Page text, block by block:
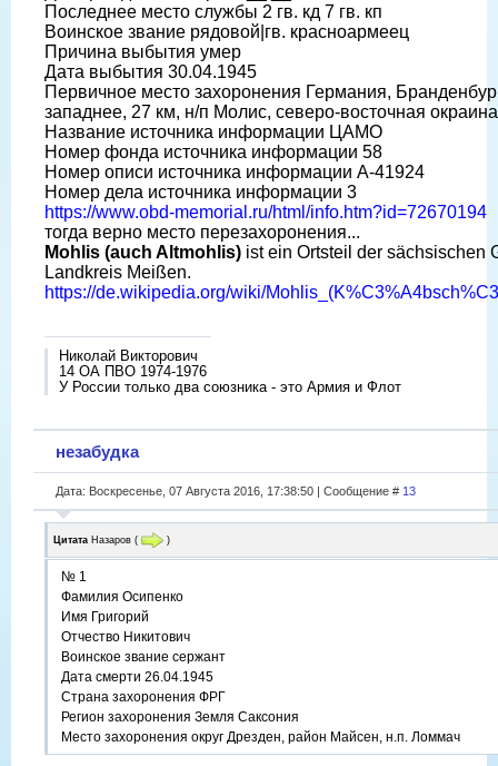
Последнее место службы 2 гв. кд 7 гв. кп
Воинское звание рядовой|гв. красноармеец
Причина выбытия умер
Дата выбытия 30.04.1945
Первичное место захоронения Германия,
западнее, 27 км, н/п Молис, северо-восточная окраина
Название источника информации ЦАМО
Номер фонда источника информации 58
Номер описи источника информации А-41924
Номер дела источника информации 3
https://www.obd-memorial.ru/html/info.htm?id=72670194
тогда верно место перезахоронения...
Mohlis (auch Altmohlis) ist ein Ortsteil der sächsischen
Landkreis Meißen.
https://de.wikipedia.org/wiki/
Николай Викторович
14 ОА ПВО 1974-1976
У России только два союзника - это Армия и Флот
незабудка
Дата: Воскресенье, 07 Августа 2016, 17:38:50 | Сообщение # 13
Цитата Назаров ( )
№ 1
Фамилия Осипенко
Имя Григорий
Отчество Никитович
Воинское звание сержант
Дата смерти 26.04.1945
Страна захоронения ФРГ
Регион захоронения Земля Саксония
Место захоронения округ Дрезден, район Майсен, н.п. Ломмач